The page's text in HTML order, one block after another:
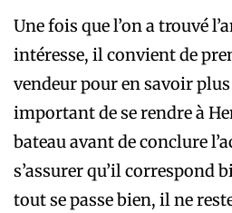
Une fois que l’on a trouvé
intéresse, il convient de
vendeur pour en savoir
important de se rendre à
bateau avant de conclure
s’assurer qu’il correspond
tout se passe bien, il ne